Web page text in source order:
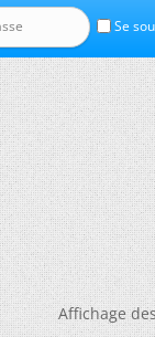
Se
Affichage